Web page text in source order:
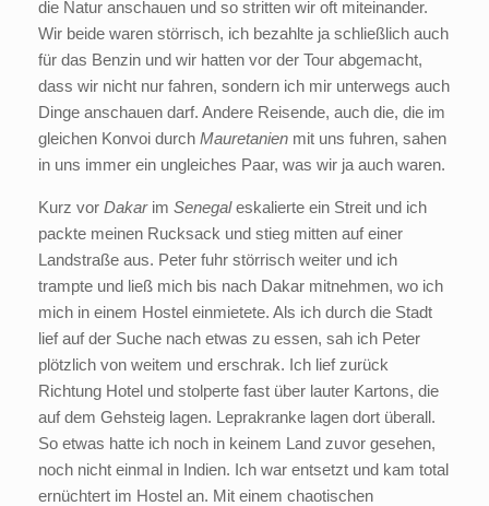
die Natur anschauen und so stritten wir oft miteinander.
Wir beide waren störrisch, ich bezahlte ja schließlich auch
für das Benzin und wir hatten vor der Tour abgemacht,
dass wir nicht nur fahren, sondern ich mir unterwegs auch
Dinge anschauen darf. Andere Reisende, auch die, die im
gleichen Konvoi durch Mauretanien mit uns fuhren, sahen
in uns immer ein ungleiches Paar, was wir ja auch waren.
Kurz vor Dakar im Senegaleskalierte ein Streit und ich
packte meinen Rucksack und stieg mitten auf einer
Landstraße aus. Peter fuhr störrisch weiter und ich
trampte und ließ mich bis nach Dakar mitnehmen, wo ich
mich in einem Hostel einmietete. Als ich durch die Stadt
lief auf der Suche nach etwas zu essen, sah ich Peter
plötzlich von weitem und erschrak. Ich lief zurück
Richtung Hotel und stolperte fast über lauter Kartons, die
auf dem Gehsteig lagen. Leprakranke lagen dort überall.
So etwas hatte ich noch in keinem Land zuvor gesehen,
noch nicht einmal in Indien. Ich war entsetzt und kam total
ernüchtert im Hostel an. Mit einem chaotischen